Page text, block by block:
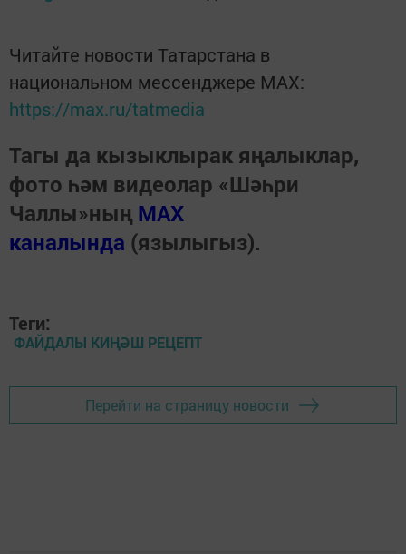
Читайте новости Татарстана в
национальном мессенджере MАХ:
https://max.ru/tatmedia
Тагы да кызыклырак яңалыклар,
фото һәм видеолар «Шәһри
Чаллы»ның MAX
каналында (язылыгыз).
Теги:
ФАЙДАЛЫ КИҢӘШ РЕЦЕПТ
Перейти на страницу новости